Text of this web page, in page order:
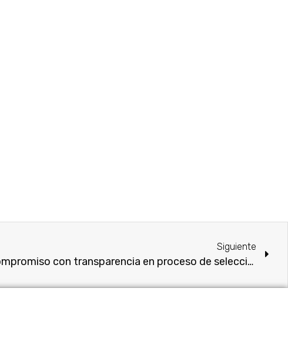
Siguiente
Reiteran diputados compromiso con transparencia en proceso de selección de nuevas y nuevos magistrados